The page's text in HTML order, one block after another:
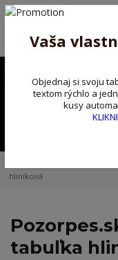
Poprosíme ctených
Preto sme Vám
!!! ZĽAVA 5€ na
hliníková
tabuľka
Vaša
Objednaj si svoju
textom rýchlo a
kusy